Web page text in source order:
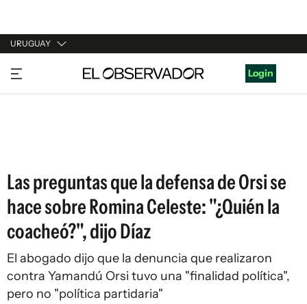
URUGUAY
URUGUAY
ARGENTINA
Login
Las preguntas que la defensa de Orsi se
hace sobre Romina Celeste: "¿Quién la
coacheó?", dijo Díaz
El abogado dijo que la denuncia que realizaron
contra Yamandú Orsi tuvo una "finalidad política",
pero no "política partidaria"